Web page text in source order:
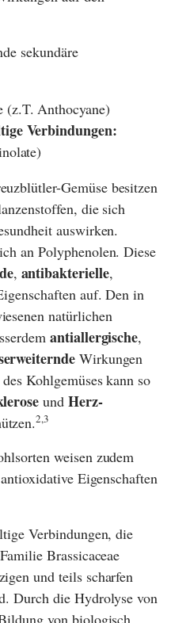
sekundäre
(z.T. Anthocyane)
Verbindungen:
Gemüse besitzen
die sich
auswirken.
an Polyphenolen. Diese
, antibakterielle,
auf. Den in
natürlichen
antiallergische,
Wirkungen
Kohlgemüses kann so
und Herz-
2,3
weisen zudem
Eigenschaften
Verbindungen, die
Brassicaceae
und teils scharfen
Durch die Hydrolyse von